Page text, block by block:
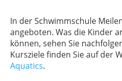
In der Schwimmschule
angeboten. Was die Kinder
können, sehen Sie
Kursziele finden Sie auf der
Aquatics.